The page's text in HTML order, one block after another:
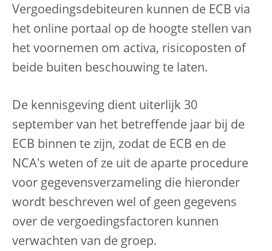
Vergoedingsdebiteuren kunnen de ECB via
het online portaal op de hoogte stellen van
het voornemen om activa, risicoposten of
beide buiten beschouwing te laten.
De kennisgeving dient uiterlijk 30
september van het betreffende jaar bij de
ECB binnen te zijn, zodat de ECB en de
NCA's weten of ze uit de aparte procedure
voor gegevensverzameling die hieronder
wordt beschreven wel of geen gegevens
over de vergoedingsfactoren kunnen
verwachten van de groep.